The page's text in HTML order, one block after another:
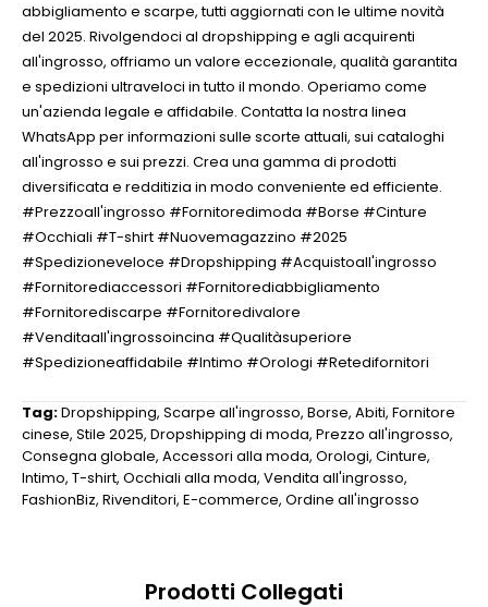
abbigliamento e scarpe, tutti aggiornati con le ultime novità
del 2025. Rivolgendoci al dropshipping e agli acquirenti
all'ingrosso, offriamo un valore eccezionale, qualità garantita
e spedizioni ultraveloci in tutto il mondo. Operiamo come
un'azienda legale e affidabile. Contatta la nostra linea
WhatsApp per informazioni sulle scorte attuali, sui cataloghi
all'ingrosso e sui prezzi. Crea una gamma di prodotti
diversificata e redditizia in modo conveniente ed efficiente.
#Prezzoall'ingrosso #Fornitoredimoda #Borse #Cinture
#Occhiali #T-shirt #Nuovemagazzino #2025
#Spedizioneveloce #Dropshipping #Acquistoall'ingrosso
#Fornitorediaccessori #Fornitorediabbigliamento
#Fornitorediscarpe #Fornitoredivalore
#Venditaall'ingrossoincina #Qualitàsuperiore
#Spedizioneaffidabile #Intimo #Orologi #Retedifornitori
Tag:Dropshipping, Scarpe all'ingrosso, Borse, Abiti, Fornitore
cinese, Stile 2025, Dropshipping di moda, Prezzo all'ingrosso,
Consegna globale, Accessori alla moda, Orologi, Cinture,
Intimo, T-shirt, Occhiali alla moda, Vendita all'ingrosso,
FashionBiz, Rivenditori, E-commerce, Ordine all'ingrosso
Prodotti Collegati